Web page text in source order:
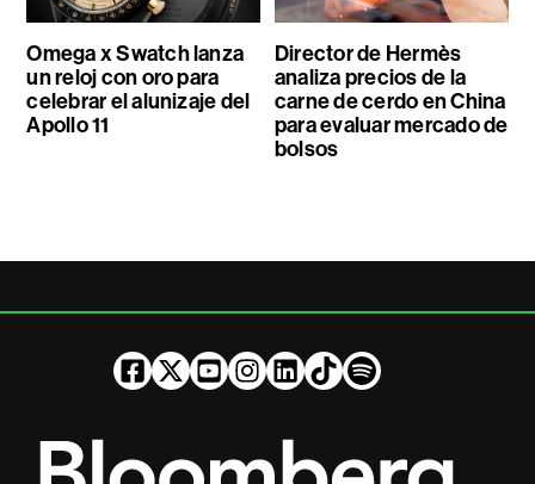
Omega x Swatch lanza
un reloj con oro para
celebrar el alunizaje del
Apollo 11
Director de Hermès
analiza precios de la
carne de cerdo en China
para evaluar mercado de
bolsos